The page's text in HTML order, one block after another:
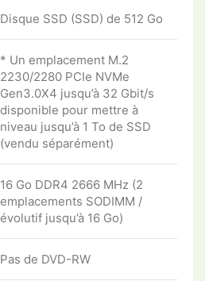
Disque SSD (SSD) de 512 Go
* Un emplacement M.2
2230/2280 PCIe NVMe
Gen3.0X4 jusqu’à 32 Gbit/s
disponible pour mettre à
niveau jusqu’à 1 To de SSD
(vendu séparément)
16 Go DDR4 2666 MHz (2
emplacements SODIMM /
évolutif jusqu’à 16 Go)
Pas de DVD-RW